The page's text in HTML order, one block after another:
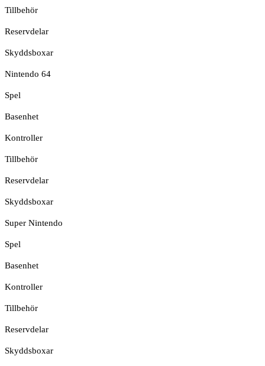
Tillbehör
Reservdelar
Skyddsboxar
Nintendo 64
Spel
Basenhet
Kontroller
Tillbehör
Reservdelar
Skyddsboxar
Super Nintendo
Spel
Basenhet
Kontroller
Tillbehör
Reservdelar
Skyddsboxar